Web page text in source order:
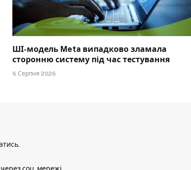
ШІ-модель Meta випадково зламала
сторонню систему під час тестування
6 Серпня 2026
.